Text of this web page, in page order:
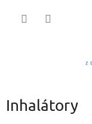
Inhalátory